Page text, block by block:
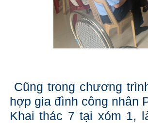
Cũng trong chương
hợp gia đình công nhân
Khai thác 7 tại xóm 1,